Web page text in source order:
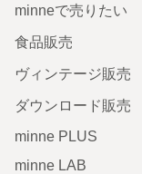
minneで売りたい
食品販売
ヴィンテージ販売
ダウンロード販売
minne PLUS
minne LAB